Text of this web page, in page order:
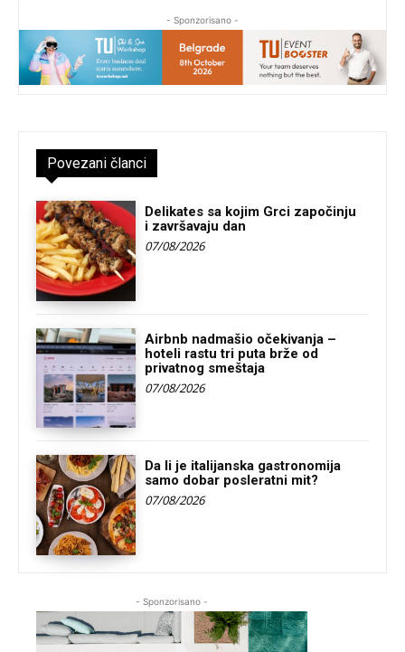
- Sponzorisano -
Povezani članci
Delikates sa kojim Grci započinju
i završavaju dan
07/08/2026
Airbnb nadmašio očekivanja –
hoteli rastu tri puta brže od
privatnog smeštaja
07/08/2026
Da li je italijanska gastronomija
samo dobar posleratni mit?
07/08/2026
- Sponzorisano -